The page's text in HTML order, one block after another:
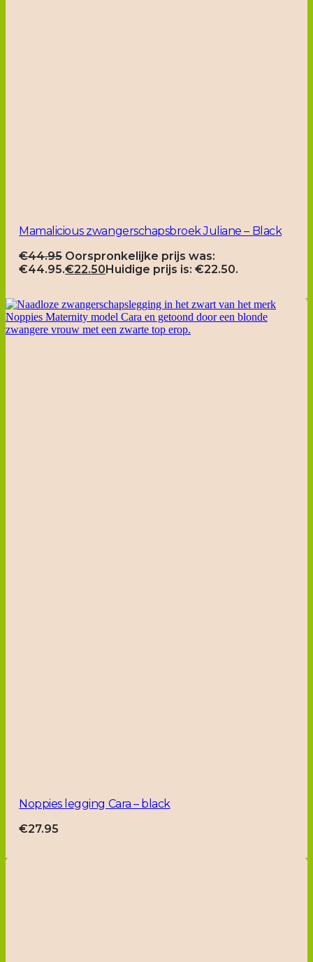
Mamalicious zwangerschapsbroek Juliane – Black
€44.95 Oorspronkelijke prijs was:
€44.95.€22.50 Huidige prijs is: €22.50.
Noppies legging Cara – black
€27.95